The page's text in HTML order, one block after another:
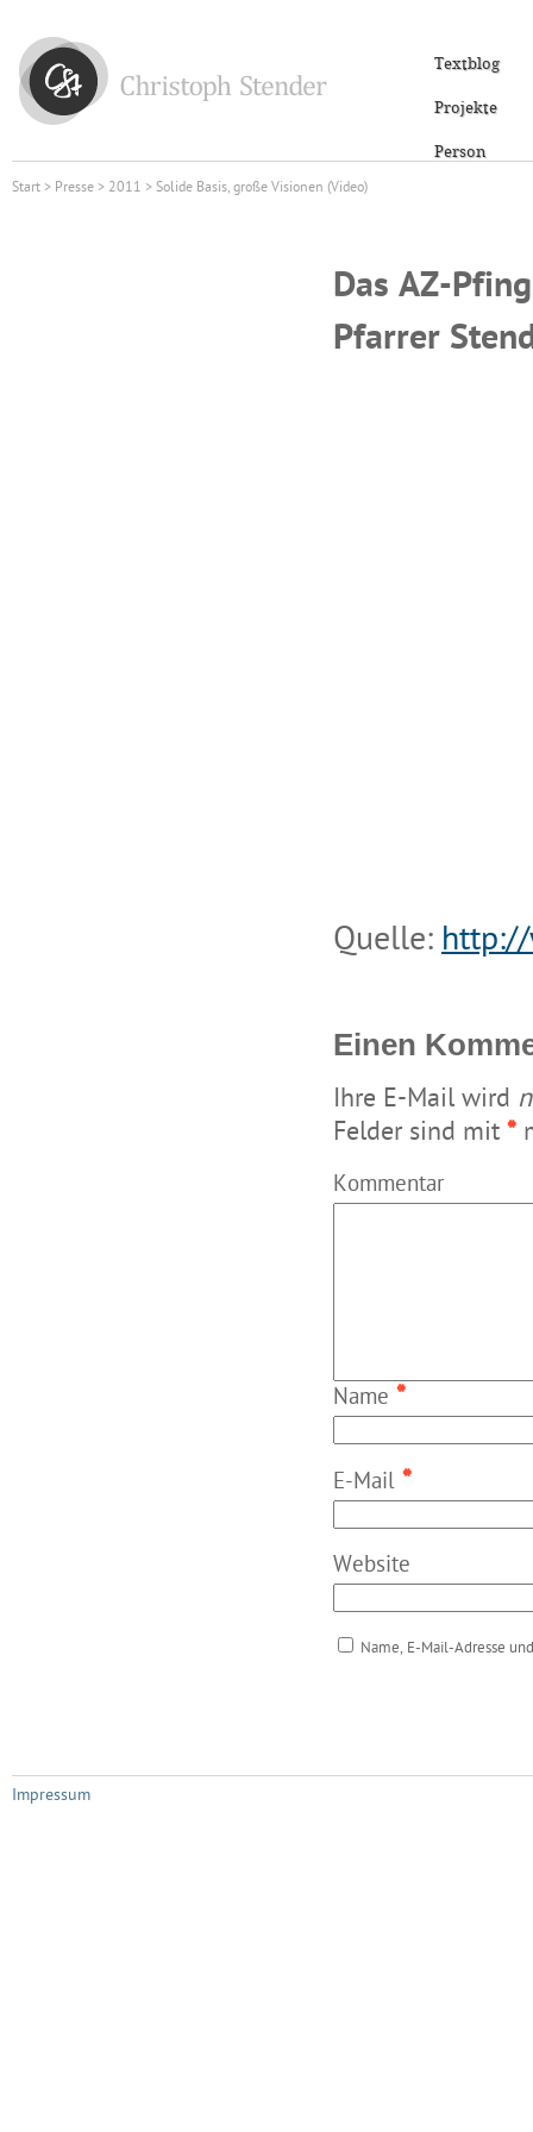
Textblog
Projekte
Person
Start> Presse> 2011 > Solide Basis, große Visionen (Video)
Das AZ-
Pfarrer
Quelle:
Einen
Ihre E-Mail wird
Felder sind mit *
Kommentar
Name *
E-Mail *
Website
Name, E-Mail-Adresse
Impressum